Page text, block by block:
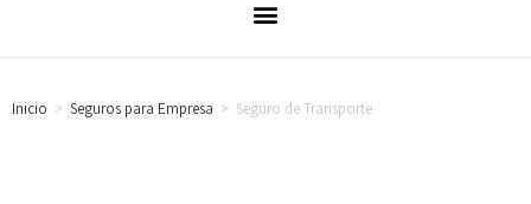
Inicio > Seguros para Empresa > Seguro de Transporte